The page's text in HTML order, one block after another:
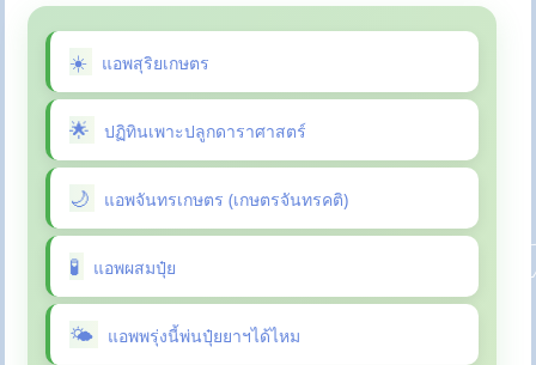
แอพสุริยเกษตร
ปฏิทินเพาะปลูกดาราศาสตร์
แอพจันทรเกษตร (เกษตรจันทรคติ)
แอพผสมปุ๋ย
แอพพรุ่งนี้พ่นปุ๋ยยาฯได้ไหม